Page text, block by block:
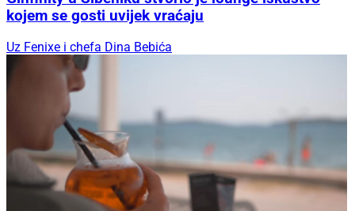
kojem se gosti uvijek vraćaju
Uz Fenixe i chefa Dina Bebića